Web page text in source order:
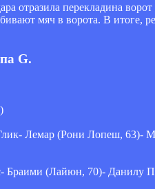
отразила перекладина
мяч в ворота. В итоге,
G.
Лемар (Рони Лопеш, 63)-
Браими (Лайюн, 70)- Данилу